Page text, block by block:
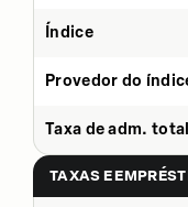
Índice
Provedor do
Taxa de adm. total
TAXAS E